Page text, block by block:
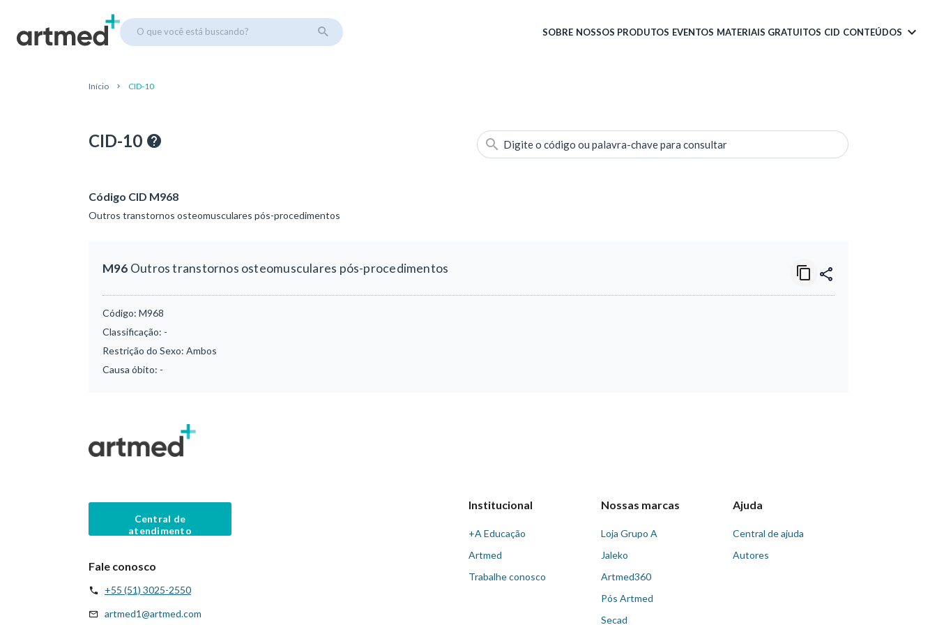
O que você está buscando? SOBRE NOSSOS PRODUTOS EVENTOS MATERIAIS GRATUITOS CID CONTEÚDOS
Início CID-10
CID-10 Digite o código ou palavra-chave para consultar
Código CID M968
Outros transtornos osteomusculares pós-procedimentos
M96 Outros transtornos osteomusculares pós-procedimentos
Código: M968
Classificação: -
Restrição do Sexo: Ambos
Causa óbito: -
Central de
atendimento
Fale conosco
+55 (51) 3025-2550
artmed1@artmed.com
Institucional
+A Educação
Artmed
Trabalhe conosco
Nossas marcas
Loja Grupo A
Jaleko
Artmed360
Pós Artmed
Secad
Ajuda
Central de ajuda
Autores